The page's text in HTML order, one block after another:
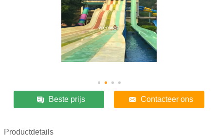
Beste prijs Contacteer ons
Productdetails